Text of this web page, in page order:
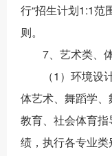
行“招生计划1:1范
则。
7、艺术类、
（1）环境
体艺术、舞蹈学
教育、社会体育
绩，执行各专业